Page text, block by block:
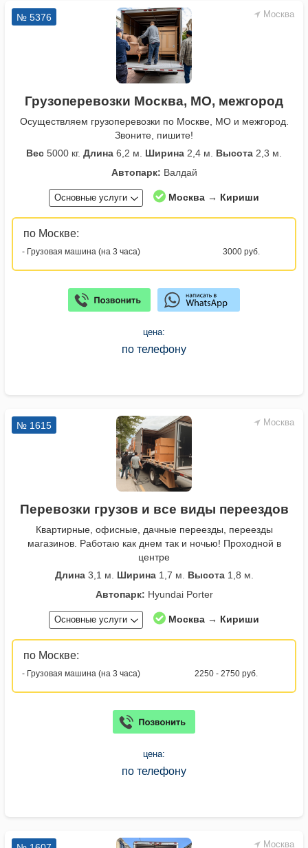
Москва
№ 5376
Грузоперевозки Москва, МО, межгород
Осуществляем грузоперевозки по Москве, МО и межгород.
Звоните, пишите!
Вес 5000 кг. Длина 6,2 м. Ширина 2,4 м. Высота 2,3 м.
Автопарк: Валдай
Основные услуги Москва → Кириши
по Москве:
- Грузовая машина (на 3 часа) 3000 руб.
цена:
по телефону
Москва
№ 1615
Перевозки грузов и все виды переездов
Квартирные, офисные, дачные переезды, переезды
магазинов. Работаю как днем так и ночью! Проходной в
центре
Длина3,1 м. Ширина1,7 м. Высота1,8 м.
Автопарк: Hyundai Porter
Основные услуги Москва → Кириши
по Москве:
- Грузовая машина (на 3 часа) 2250 - 2750 руб.
цена:
по телефону
Москва